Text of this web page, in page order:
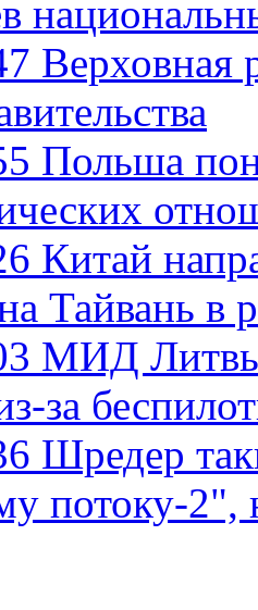
Верховная
Польша
Китай
Тайвань в
МИД Литвы
за
Шредер
потоку-2",